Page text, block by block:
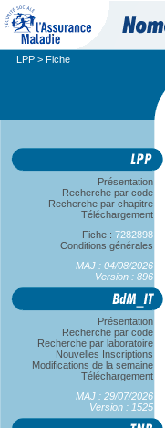
LPP > Fiche
Présentation
Recherche par code
Recherche par chapitre
Téléchargement
Fiche : 7282898
Conditions générales
MAJ : 04/08/2026
Version : 896
Présentation
Recherche par code
Recherche par laboratoire
Nouvelles Inscriptions
Modifications de la semaine
Téléchargement
MAJ : 29/07/2026
Version : 1525